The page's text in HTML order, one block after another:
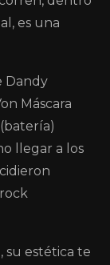
es una
Dandy
Máscara
llegar a los
su estética te